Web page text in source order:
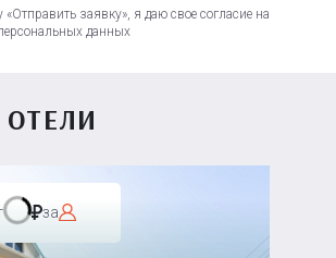
заявку», я даю свое согласие на
данных
за